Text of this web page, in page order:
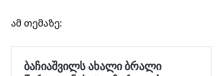
ამ თემაზე: